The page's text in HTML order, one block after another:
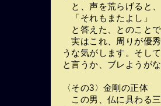
と、声を荒らげると、
「それもまたよし」
と答えた、とのこと
実はこれ、周りが優
うな気がします。そし
と言うか、ブレようが
〈その3〉金剛の正体
この男、仏に具わる